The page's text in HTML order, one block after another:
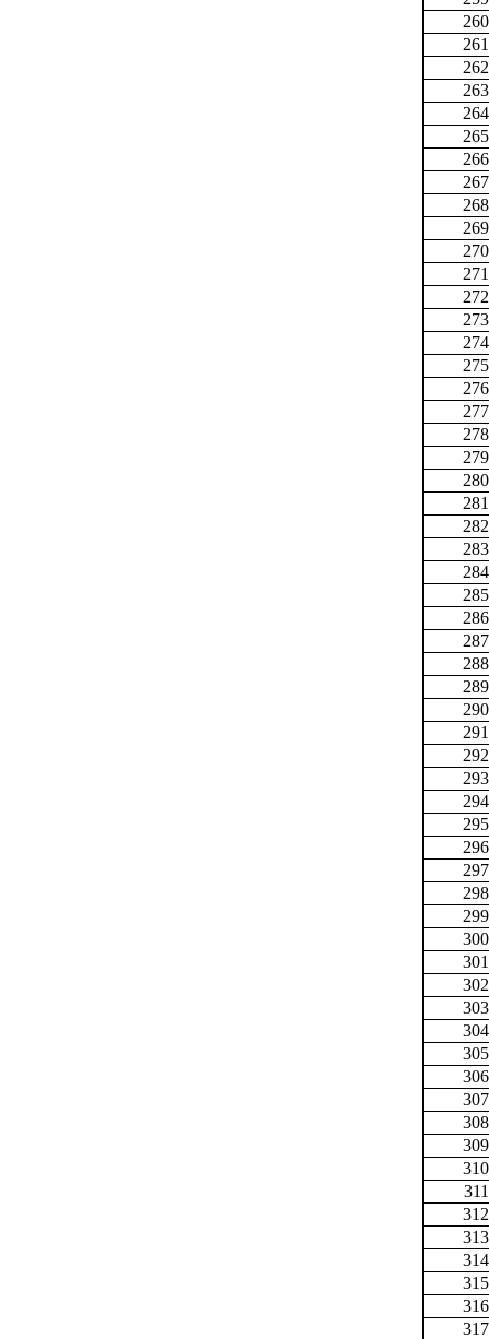
260
261
262
263
264
265
266
267
268
269
270
271
272
273
274
275
276
277
278
279
280
281
282
283
284
285
286
287
288
289
290
291
292
293
294
295
296
297
298
299
300
301
302
303
304
305
306
307
308
309
310
311
312
313
314
315
316
317